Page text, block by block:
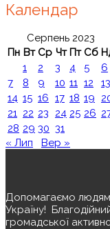
Календар
Серпень 2023
Пн Вт Ср Чт Пт Сб
1
2 3 4 5
6
7
8 9 10 11 12
13
14 15 16 17 18 19
21 22 23 24 25 26
28 29 30 31
« Лип
Вер »
Допомагаємо
Україну!
громадської